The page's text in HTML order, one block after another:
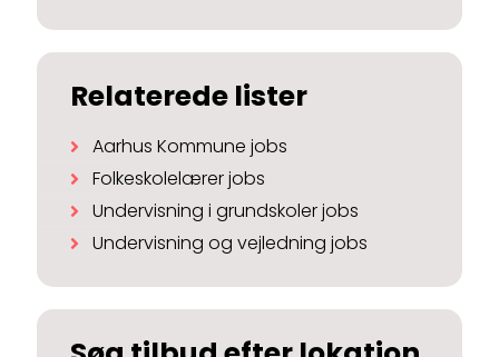
Relaterede lister
Aarhus Kommune jobs
Folkeskolelærer jobs
Undervisning i grundskoler jobs
Undervisning og vejledning jobs